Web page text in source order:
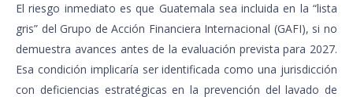
El riesgo inmediato es que Guatemala sea incluida en la “lista
gris” del Grupo de Acción Financiera Internacional (GAFI), si no
demuestra avances antes de la evaluación prevista para 2027.
Esa condición implicaría ser identificada como una jurisdicción
con deficiencias estratégicas en la prevención del lavado de